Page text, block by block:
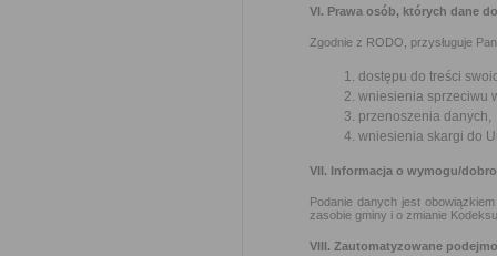
VI. Prawa osób, których dane
Zgodnie z RODO, przysługuje
dostępu do treści
wniesienia sprzeciwu
przenoszenia danych,
wniesienia skargi do
VII. Informacja o wymogu/
Podanie danych jest
zasobie gminy i o zmianie
VIII. Zautomatyzowane